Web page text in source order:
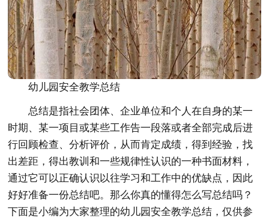
幼儿园安全教学总结
总结是指社会团体、企业单位和个人在自身的某一
时期、某一项目或某些工作告一段落或者全部完成后进
行回顾检查、分析评价，从而肯定成绩，得到经验，找
出差距，得出教训和一些规律性认识的一种书面材料，
通过它可以正确认识以往学习和工作中的优缺点，因此
好好准备一份总结吧。那么你真的懂得怎么写总结吗？
下面是小编为大家整理的幼儿园安全教学总结，仅供参